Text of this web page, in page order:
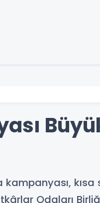
kampanyası,
Odaları